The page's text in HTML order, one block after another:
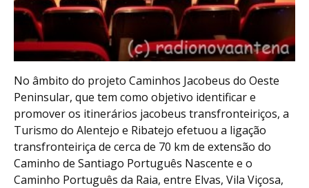
No âmbito do projeto Caminhos Jacobeus do Oeste
Peninsular, que tem como objetivo identificar e
promover os itinerários jacobeus transfronteiriços, a
Turismo do Alentejo e Ribatejo efetuou a ligação
transfronteiriça de cerca de 70 km de extensão do
Caminho de Santiago Português Nascente e o
Caminho Português da Raia, entre Elvas, Vila Viçosa,